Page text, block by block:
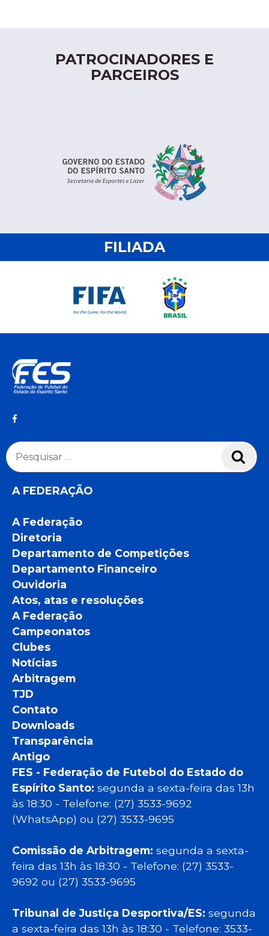
PATROCINADORES E
PARCEIROS
FILIADA
Pesquisar
por:
A FEDERAÇÃO
A Federação
Diretoria
Departamento de Competições
Departamento Financeiro
Ouvidoria
Atos, atas e resoluções
A Federação
Campeonatos
Clubes
Notícias
Arbitragem
TJD
Contato
Downloads
Transparência
Antigo
FES - Federação de Futebol do Estado do
Espírito Santo: segunda a sexta-feira das 13h
às 18:30 - Telefone: (27) 3533-9692
(WhatsApp) ou (27) 3533-9695
Comissão de Arbitragem: segunda a sexta-
feira das 13h às 18:30 - Telefone: (27) 3533-
9692 ou (27) 3533-9695
Tribunal de Justiça Desportiva/ES: segunda
a sexta-feira das 13h às 18:30 - Telefone: 3533-